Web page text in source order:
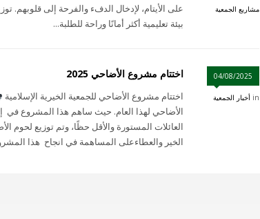
مشاريع الجمعية
على الأيتام، لإدخال الدفء والفرحة إلى قلوبهم.
بيئة تعليمية أكثر أمانًا وراحة للطلبة...
04/08/2025
in أخبار الجمعية
اختتام مشروع الأضاحي 2025
اختتام مشروع الأضاحي للجمعية الخيرية الإسلامية
العائلات المستورة والأقل حظًا، وتم توزيع
الخير والعطاءعلى المساهمة في انجاح هذا